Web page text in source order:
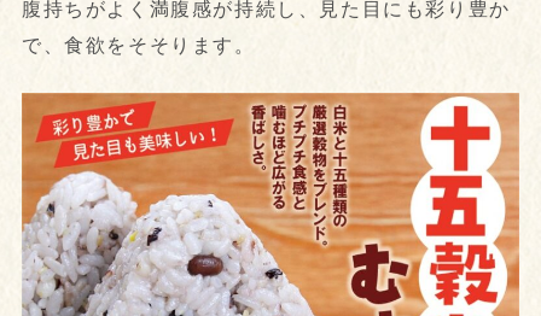
腹持ちがよく満腹感が持続し、見た目にも彩り豊か
で、食欲をそそります。